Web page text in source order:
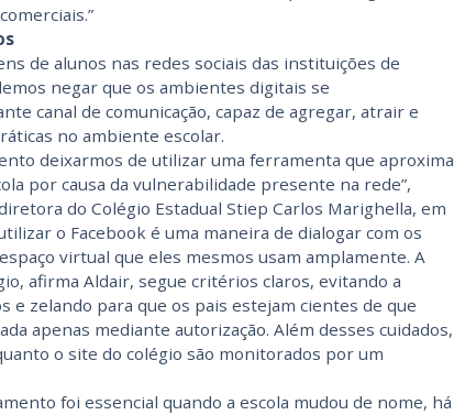
de alunos nas redes sociais das instituições de
negar que os ambientes digitais se
canal de comunicação, capaz de agregar, atrair e
no ambiente escolar.
deixarmos de utilizar uma ferramenta que aproxima
por causa da vulnerabilidade presente na rede”,
do Colégio Estadual Stiep Carlos Marighella, em
o Facebook é uma maneira de dialogar com os
virtual que eles mesmos usam amplamente. A
afirma Aldair, segue critérios claros, evitando a
e zelando para que os pais estejam cientes de que
apenas mediante autorização. Além desses cuidados,
o site do colégio são monitorados por um
foi essencial quando a escola mudou de nome, há